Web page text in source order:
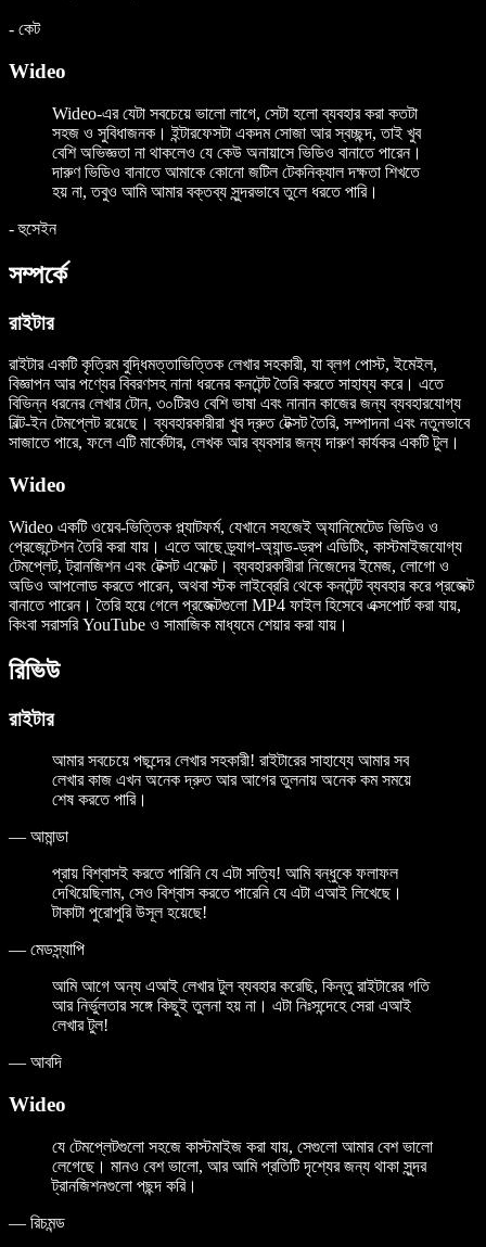
- কেট
Wideo
Wideo-এর যেটা সবচেয়ে ভালো লাগে, সেটা হলো ব্যবহার করা কতটা
সহজ ও সুবিধাজনক। ইন্টারফেসটা একদম সোজা আর স্বচ্ছন্দ, তাই খুব
বেশি অভিজ্ঞতা না থাকলেও যে কেউ অনায়াসে ভিডিও বানাতে পারেন।
দারুণ ভিডিও বানাতে আমাকে কোনো জটিল টেকনিক্যাল দক্ষতা শিখতে
হয় না, তবুও আমি আমার বক্তব্য সুন্দরভাবে তুলে ধরতে পারি।
-হুসেইন
সম্পর্কে
রাইটার
রাইটার একটি কৃত্রিম বুদ্ধিমত্তাভিত্তিক লেখার সহকারী, যা ব্লগ পোস্ট, ইমেইল,
বিজ্ঞাপন আর পণ্যের বিবরণসহ নানা ধরনের কনটেন্ট তৈরি করতে সাহায্য করে। এতে
বিভিন্ন ধরনের লেখার টোন, ৩০টিরও বেশি ভাষা এবং নানান কাজের জন্য ব্যবহারযোগ্য
বিল্ট-ইন টেমপ্লেট রয়েছে। ব্যবহারকারীরা খুব দ্রুত টেক্সট তৈরি, সম্পাদনা এবং নতুনভাবে
সাজাতে পারে, ফলে এটি মার্কেটার, লেখক আর ব্যবসার জন্য দারুণ কার্যকর একটি টুল।
Wideo
Wideo একটি ওয়েব-ভিত্তিক প্ল্যাটফর্ম, যেখানে সহজেই অ্যানিমেটেড ভিডিও ও
প্রেজেন্টেশন তৈরি করা যায়। এতে আছে ড্র্যাগ-অ্যান্ড-ড্রপ এডিটিং, কাস্টমাইজযোগ্য
টেমপ্লেট, ট্রানজিশন এবং টেক্সট এফেক্ট। ব্যবহারকারীরা নিজেদের ইমেজ, লোগো ও
অডিও আপলোড করতে পারেন, অথবা স্টক লাইব্রেরি থেকে কনটেন্ট ব্যবহার করে প্রজেক্ট
বানাতে পারেন। তৈরি হয়ে গেলে প্রজেক্টগুলো MP4 ফাইল হিসেবে এক্সপোর্ট করা যায়,
কিংবা সরাসরি YouTube ও সামাজিক মাধ্যমে শেয়ার করা যায়।
রিভিউ
রাইটার
আমার সবচেয়ে পছন্দের লেখার সহকারী! রাইটারের সাহায্যে আমার সব
লেখার কাজ এখন অনেক দ্রুত আর আগের তুলনায় অনেক কম সময়ে
শেষ করতে পারি।
— আমান্ডা
প্রায় বিশ্বাসই করতে পারিনি যে এটা সত্যি! আমি বন্ধুকে ফলাফল
দেখিয়েছিলাম, সেও বিশ্বাস করতে পারেনি যে এটা এআই লিখেছে।
টাকাটা পুরোপুরি উসূল হয়েছে!
— মেডস্ন্যাপি
আমি আগে অন্য এআই লেখার টুল ব্যবহার করেছি, কিন্তু রাইটারের গতি
আর নির্ভুলতার সঙ্গে কিছুই তুলনা হয় না। এটা নিঃসন্দেহে সেরা এআই
লেখার টুল!
— আবদি
Wideo
যে টেমপ্লেটগুলো সহজে কাস্টমাইজ করা যায়, সেগুলো আমার বেশ ভালো
লেগেছে। মানও বেশ ভালো, আর আমি প্রতিটি দৃশ্যের জন্য থাকা সুন্দর
ট্রানজিশনগুলো পছন্দ করি।
— রিচমন্ড